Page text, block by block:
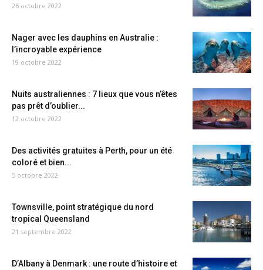
26 octobre 2022
Nager avec les dauphins en Australie :
l’incroyable expérience
19 octobre 2022
Nuits australiennes : 7 lieux que vous n’êtes
pas prêt d’oublier...
12 octobre 2022
Des activités gratuites à Perth, pour un été
coloré et bien...
5 octobre 2022
Townsville, point stratégique du nord
tropical Queensland
21 septembre 2022
D’Albany à Denmark : une route d’histoire et